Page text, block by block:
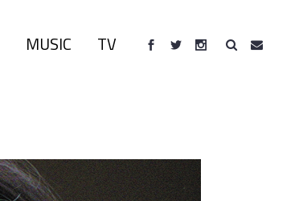
MUSIC TV